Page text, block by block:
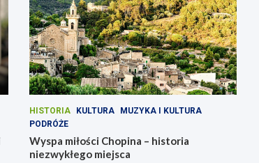
HISTORIA KULTURA
MUZYKA I KULTURA
PODRÓŻE
Wyspa miłości Chopina – historia
niezwykłego miejsca